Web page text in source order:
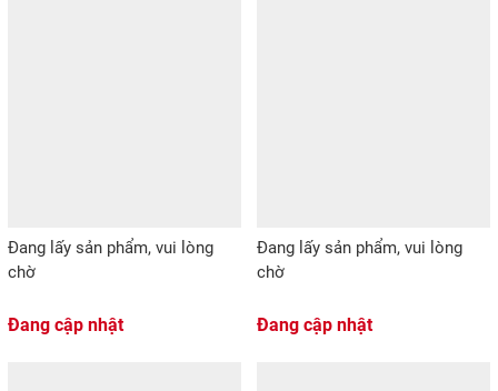
Đang lấy sản phẩm, vui lòng
chờ
Đang cập nhật
Đang lấy sản phẩm, vui lòng
chờ
Đang cập nhật